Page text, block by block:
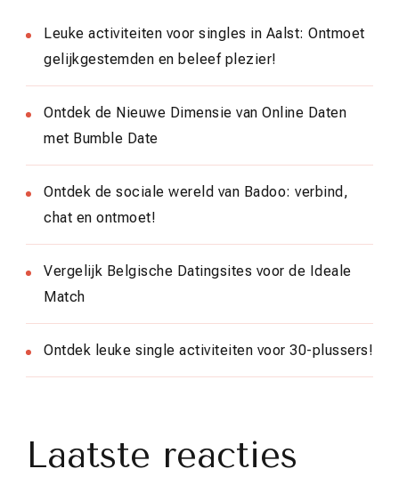
Leuke activiteiten voor singles in Aalst: Ontmoet
gelijkgestemden en beleef plezier!
Ontdek de Nieuwe Dimensie van Online Daten
met Bumble Date
Ontdek de sociale wereld van Badoo: verbind,
chat en ontmoet!
Vergelijk Belgische Datingsites voor de Ideale
Match
Ontdek leuke single activiteiten voor 30-plussers!
Laatste reacties